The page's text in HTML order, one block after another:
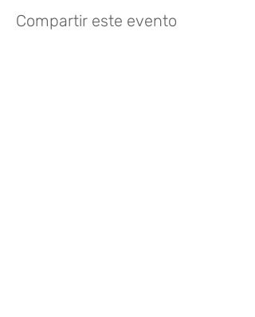
Compartir este evento